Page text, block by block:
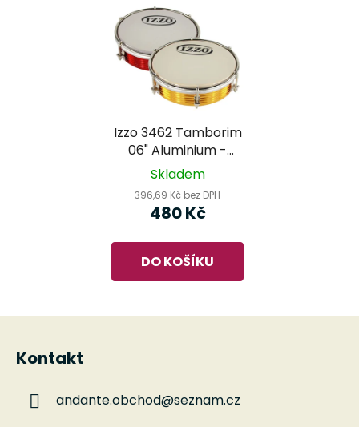
Izzo 3462 Tamborim
06" Aluminium -
rytmický bubínek
Skladem
396,69 Kč bez DPH
480 Kč
DO KOŠÍKU
Kontakt
andante.obchod@seznam.cz